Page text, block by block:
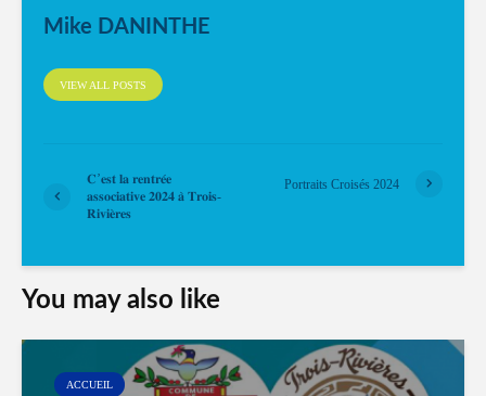
Mike DANINTHE
VIEW ALL POSTS
𝐂’𝐞𝐬𝐭 𝐥𝐚 𝐫𝐞𝐧𝐭𝐫𝐞́𝐞
𝐚𝐬𝐬𝐨𝐜𝐢𝐚𝐭𝐢𝐯𝐞 𝟐𝟎𝟐𝟒 𝐚̀ 𝐓𝐫𝐨𝐢𝐬-
𝐑𝐢𝐯𝐢𝐞̀𝐫𝐞𝐬
Portraits Croisés 2024
You may also like
ACCUEIL